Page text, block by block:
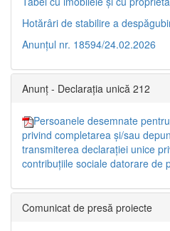
Hotărâri de stabilire a
Anunțul nr. 18594/24.02.2026
Anunț - Declarația unică 212
Persoanele desemnate
privind completarea și/sau
transmiterea declarației unice
contribuțiile sociale datorare de
Comunicat de presă proiecte